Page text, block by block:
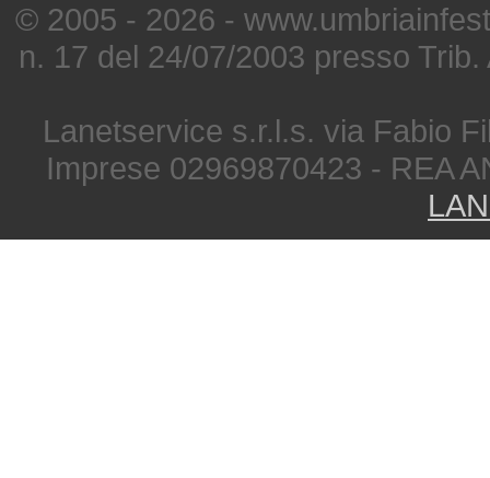
© 2005 - 2026 -
n. 17 del 24/07/2003 presso
Lanetservice s.r.l.s. via Fabio
Imprese 02969870423 - REA